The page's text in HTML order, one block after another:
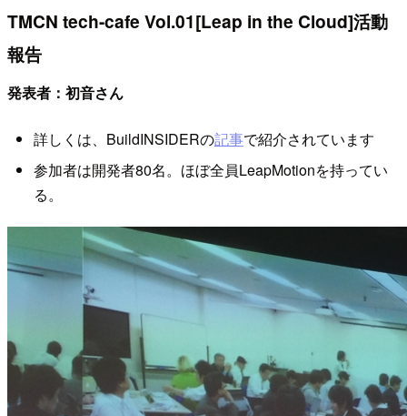
TMCN tech-cafe Vol.01[Leap in the Cloud]活動
報告
発表者：初音さん
詳しくは、BuildINSIDERの記事で紹介されています
参加者は開発者80名。ほぼ全員LeapMotionを持ってい
る。